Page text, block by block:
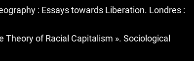
: Essays towards Liberation. Londres :
Theory of Racial Capitalism ». Sociological